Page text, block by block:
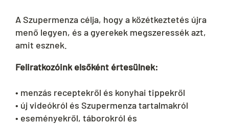
A Szupermenza célja, hogy a közétkeztetés újra
menő legyen, és a gyerekek megszeressék azt,
amit esznek.
Feliratkozóink elsőként értesülnek:
• menzás receptekről és konyhai tippekről
• új videókról és Szupermenza tartalmakról
• eseményekről, táborokról és